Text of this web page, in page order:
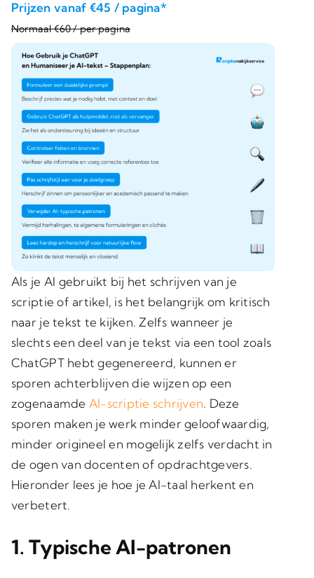
Prijzen vanaf €45 / pagina*
Normaal €60 / per pagina
Als je AI gebruikt bij het schrijven van je
scriptie of artikel, is het belangrijk om kritisch
naar je tekst te kijken. Zelfs wanneer je
slechts een deel van je tekst via een tool zoals
ChatGPT hebt gegenereerd, kunnen er
sporen achterblijven die wijzen op een
zogenaamde AI-scriptie schrijven . Deze
sporen maken je werk minder geloofwaardig,
minder origineel en mogelijk zelfs verdacht in
de ogen van docenten of opdrachtgevers.
Hieronder lees je hoe je AI-taal herkent en
verbetert.
1. Typische AI-patronen